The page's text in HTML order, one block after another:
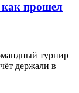
как прошел
турнир
держали в